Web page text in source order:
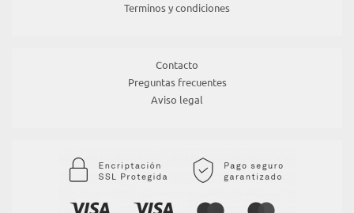
Terminos y condiciones
Contacto
Preguntas frecuentes
Aviso legal